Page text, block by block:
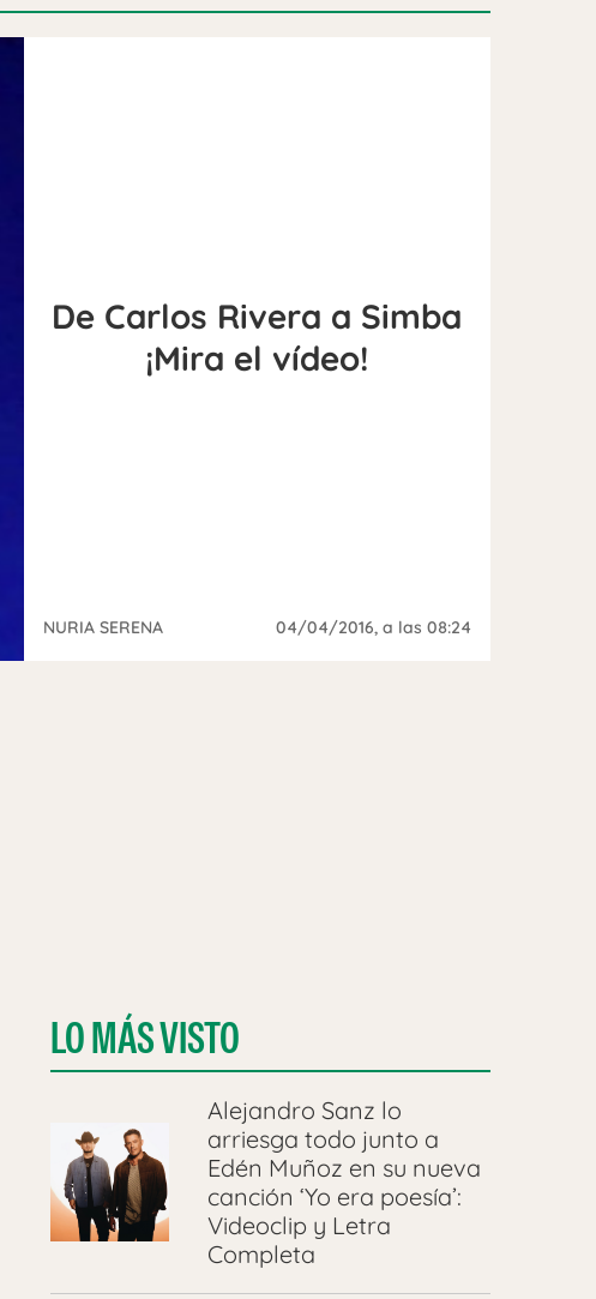
De Carlos Rivera a Simba
¡Mira el vídeo!
NURIA SERENA 04/04/2016, a las 08:24
LO MÁS VISTO
Alejandro Sanz lo
arriesga todo junto a
Edén Muñoz en su nueva
canción ‘Yo era poesía’:
Videoclip y Letra
Completa